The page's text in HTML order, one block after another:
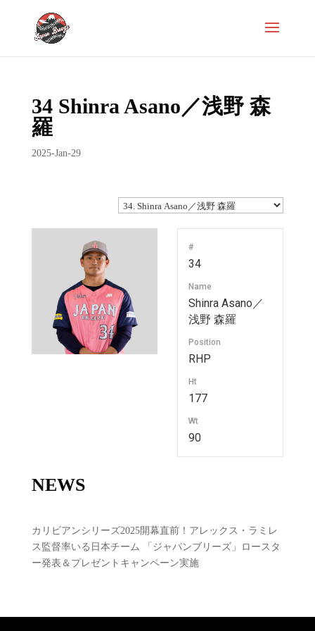
34Shinra Asano／浅野 森
羅
2025-Jan-29
#
34
Name
Shinra Asano／
浅野 森羅
Position
RHP
Ht
177
Wt
90
NEWS
カリビアンシリーズ2025開幕直前！アレックス・ラミレ
ス監督率いる日本チーム 「ジャパンブリーズ」ロースタ
ー発表＆プレゼントキャンペーン実施